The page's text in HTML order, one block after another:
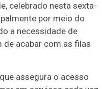
celebrado nesta sexta-
por meio do
a necessidade de
acabar com as filas
assegura o acesso